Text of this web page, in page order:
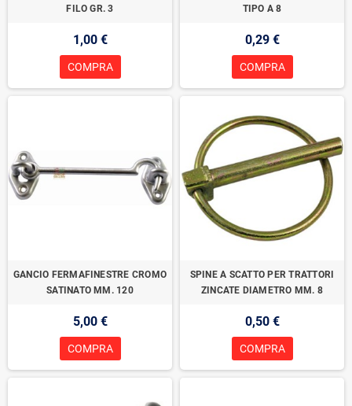
FILO GR. 3
1,00 €
COMPRA
TIPO A 8
0,29 €
COMPRA
GANCIO FERMAFINESTRE CROMO
SATINATO MM. 120
5,00 €
COMPRA
SPINE A SCATTO PER TRATTORI
ZINCATE DIAMETRO MM. 8
0,50 €
COMPRA